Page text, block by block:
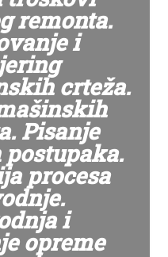
remonta.
i
crteža.
Pisanje
procesa
i
opreme